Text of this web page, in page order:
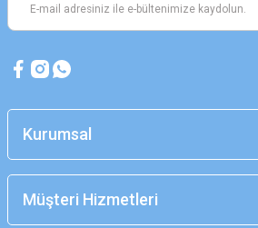
Kurumsal
Müşteri Hizmetleri